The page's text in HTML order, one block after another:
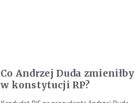
Co Andrzej Duda zmieniłby
w konstytucji RP?